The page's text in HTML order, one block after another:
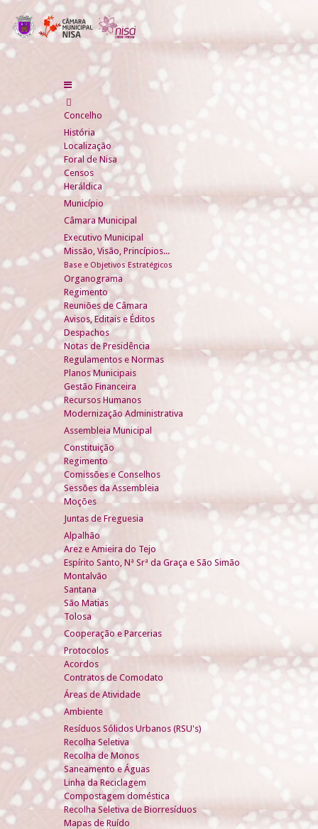
Concelho
História
Localização
Foral de Nisa
Censos
Heráldica
Município
Câmara Municipal
Executivo Municipal
Missão, Visão, Princípios...
Base e Objetivos Estratégicos
Organograma
Regimento
Reuniões de Câmara
Avisos, Editais e Éditos
Despachos
Notas de Presidência
Regulamentos e Normas
Planos Municipais
Gestão Financeira
Recursos Humanos
Modernização Administrativa
Assembleia Municipal
Constituição
Regimento
Comissões e Conselhos
Sessões da Assembleia
Moções
Juntas de Freguesia
Alpalhão
Arez e Amieira do Tejo
Espírito Santo, Nª Srª da Graça e São Simão
Montalvão
Santana
São Matias
Tolosa
Cooperação e Parcerias
Protocolos
Acordos
Contratos de Comodato
Áreas de Atividade
Ambiente
Resíduos Sólidos Urbanos (RSU's)
Recolha Seletiva
Recolha de Monos
Saneamento e Águas
Linha da Reciclagem
Compostagem doméstica
Recolha Seletiva de Biorresíduos
Mapas de Ruído